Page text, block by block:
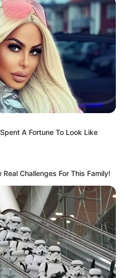
A Fortune To Look Like
Challenges For This Family!